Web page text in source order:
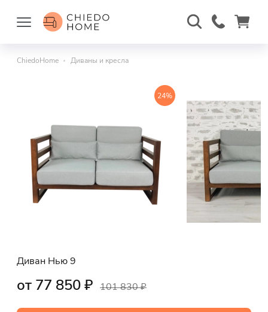
ChiedoHome Диваны и кресла
24%
Диван Нью 9
от 77 850 ₽ 101 830 ₽